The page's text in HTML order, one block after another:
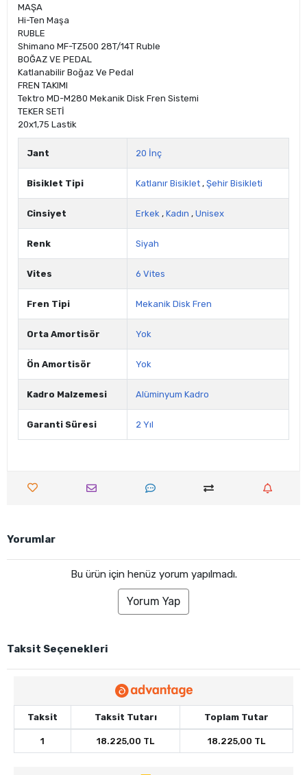
MAŞA
Hi-Ten Maşa
RUBLE
Shimano MF-TZ500 28T/14T Ruble
BOĞAZ VE PEDAL
Katlanabilir Boğaz Ve Pedal
FREN TAKIMI
Tektro MD-M280 Mekanik Disk Fren Sistemi
TEKER SETİ
20x1,75 Lastik
Jant 20 İnç
Bisiklet Tipi Katlanır Bisiklet , Şehir Bisikleti
Cinsiyet Erkek , Kadın , Unisex
Renk Siyah
Vites 6 Vites
Fren Tipi Mekanik Disk Fren
Orta Amortisör Yok
Ön Amortisör Yok
Kadro Malzemesi Alüminyum Kadro
Garanti Süresi 2 Yıl
Yorumlar
Bu ürün için henüz yorum yapılmadı.
Yorum Yap
Taksit Seçenekleri
Taksit Taksit Tutarı Toplam Tutar
1 18.225,00 TL 18.225,00 TL